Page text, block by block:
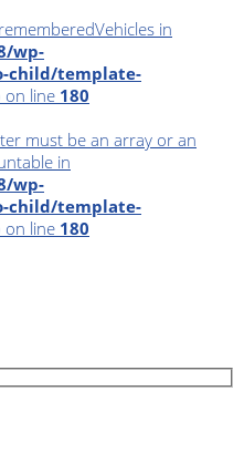
in
wp-
child/template-
on line 180
must be an array or an
in
wp-
child/template-
on line 180